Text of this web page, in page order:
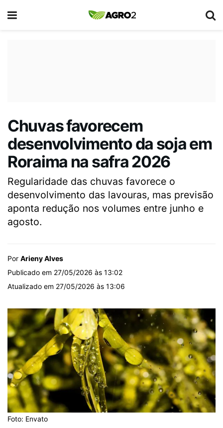
Chuvas favorecem
desenvolvimento da soja em
Roraima na safra 2026
Regularidade das chuvas favorece o
desenvolvimento das lavouras, mas previsão
aponta redução nos volumes entre junho e
agosto.
Por Arieny Alves
Publicado em 27/05/2026 às 13:02
Atualizado em 27/05/2026 às 13:06
Foto: Envato